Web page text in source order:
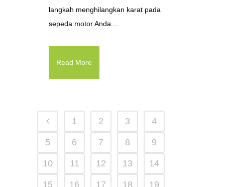
langkah menghilangkan karat pada
sepeda motor Anda....
Read More
1 2 3 4
5 6 7 8 9
10 11 12 13 14
15 16 17 18 19